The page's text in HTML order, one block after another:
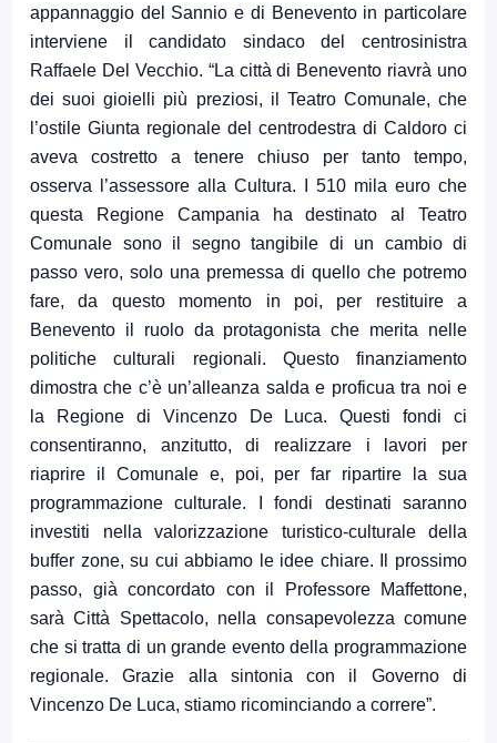
appannaggio del Sannio e di Benevento in particolare
interviene il candidato sindaco del centrosinistra
Raffaele Del Vecchio. “La città di Benevento riavrà uno
dei suoi gioielli più preziosi, il Teatro Comunale, che
l’ostile Giunta regionale del centrodestra di Caldoro ci
aveva costretto a tenere chiuso per tanto tempo,
osserva l’assessore alla Cultura. I 510 mila euro che
questa Regione Campania ha destinato al Teatro
Comunale sono il segno tangibile di un cambio di
passo vero, solo una premessa di quello che potremo
fare, da questo momento in poi, per restituire a
Benevento il ruolo da protagonista che merita nelle
politiche culturali regionali. Questo finanziamento
dimostra che c’è un’alleanza salda e proficua tra noi e
la Regione di Vincenzo De Luca. Questi fondi ci
consentiranno, anzitutto, di realizzare i lavori per
riaprire il Comunale e, poi, per far ripartire la sua
programmazione culturale. I fondi destinati saranno
investiti nella valorizzazione turistico-culturale della
buffer zone, su cui abbiamo le idee chiare. Il prossimo
passo, già concordato con il Professore Maffettone,
sarà Città Spettacolo, nella consapevolezza comune
che si tratta di un grande evento della programmazione
regionale. Grazie alla sintonia con il Governo di
Vincenzo De Luca, stiamo ricominciando a correre”.